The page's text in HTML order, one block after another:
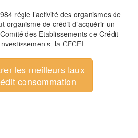
régie l’activité des organismes de
organisme de crédit d’acquérir un
des Etablissements de Crédit
la CECEI.
les meilleurs taux
consommation